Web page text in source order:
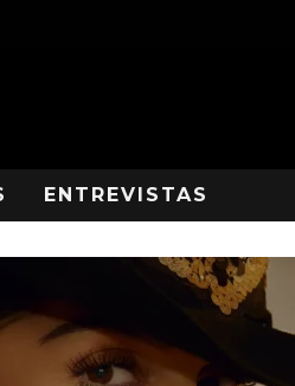
ENTREVISTAS